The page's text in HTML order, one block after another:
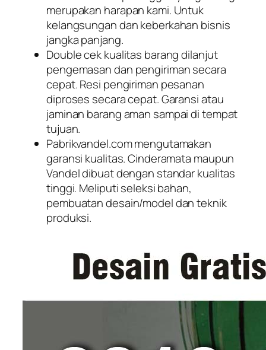
merupakan harapan kami. Untuk
kelangsungan dan keberkahan bisnis
jangka panjang.
Double cek kualitas barang dilanjut
pengemasan dan pengiriman secara
cepat. Resi pengiriman pesanan
diproses secara cepat. Garansi atau
jaminan barang aman sampai di tempat
tujuan.
Pabrikvandel.com mengutamakan
garansi kualitas. Cinderamata maupun
Vandel dibuat dengan standar kualitas
tinggi. Meliputi seleksi bahan,
pembuatan desain/model dan teknik
produksi.